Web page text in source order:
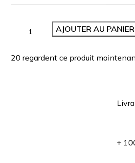
AJOUTER AU PANIER
20 regardent ce produit
+